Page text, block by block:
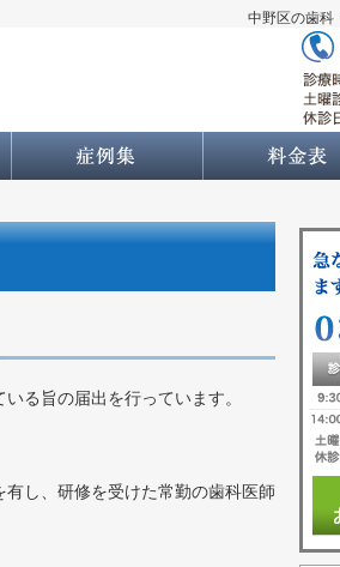
中野区の歯科
る旨の届出を行っています。
し、研修を受けた常勤の歯科医師